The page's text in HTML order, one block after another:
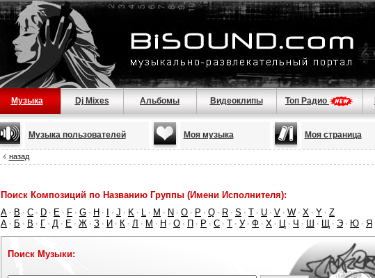
Музыка Dj Mixes Альбомы Видеоклипы Топ Радио
Музыка пользователей Моя музыка Моя страница
назад
Поиск Композиций по Названию Группы (Имени Исполнителя):
A · B · C · D · E · F · G · H · · J · K · L · M · N · O · P · Q · R · S · T · U · V · W · X · Y · Z
А · Б · В · Г · Д · Е · Ж · З · И · К · Л · М · Н · О · П · Р · С · Т · У · Ф · Х · Ц · Ч · Ш · Щ · Э · Ю · Я
Поиск Музыки: